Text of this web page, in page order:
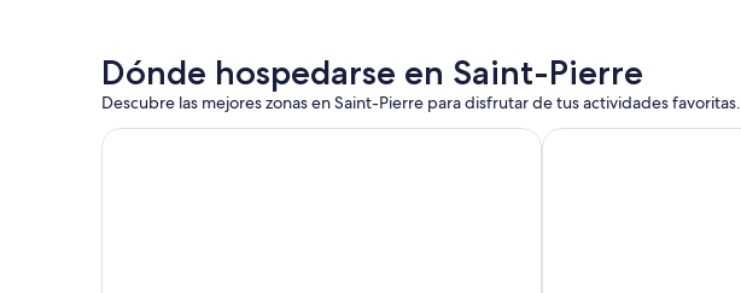
Dónde hospedarse en Saint-Pierre
Descubre las mejores zonas en Saint-Pierre para disfrutar de tus actividades favoritas.